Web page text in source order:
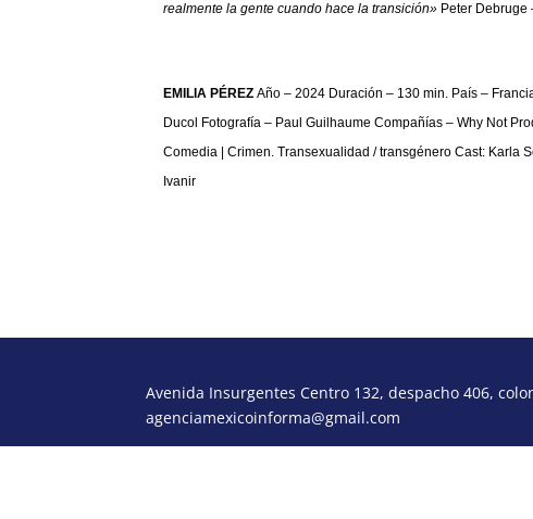
realmente la gente cuando hace la transición» Peter Debruge
EMILIA PÉREZAño – 2024 Duración – 130 min. País –
Ducol Fotografía – Paul Guilhaume Compañías – Why Not
Comedia | Crimen. Transexualidad / transgénero Cast: Karla
Ivanir
Avenida Insurgentes Centro 132, despacho 406,
agenciamexicoinforma@gmail.com